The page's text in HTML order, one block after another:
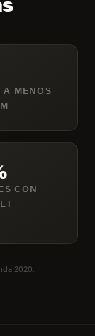
A MENOS
CON
2020.